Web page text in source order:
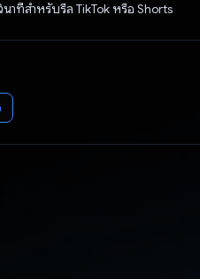
าทีสำหรับรีล TikTok หรือ Shorts